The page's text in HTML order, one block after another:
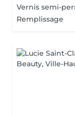
Vernis semi-
Remplissage